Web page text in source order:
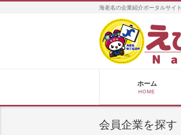
海老名の企業紹介ポータルサイト
ホーム
HOME
会員企業を探す